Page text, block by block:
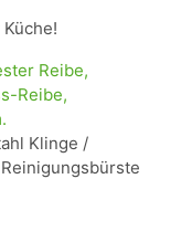
Reibe,
Reibe,
Klinge /